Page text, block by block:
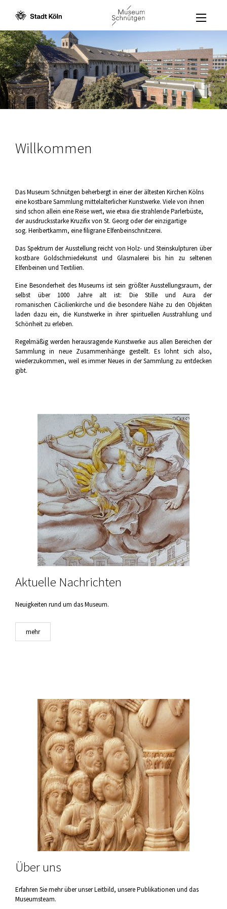
Zum Inhalt [AK+1]
/
Zur Navigation [AK+3]
/
Zum Footer [AK+5]
Menü
Willkommen
Das Museum Schnütgen beherbergt in einer der ältesten Kirchen Kölns
eine kostbare Sammlung mittelalterlicher Kunstwerke. Viele von ihnen
sind schon allein eine Reise wert, wie etwa die strahlende Parlerbüste,
der ausdrucksstarke Kruzifix von St. Georg oder der einzigartige
sog. Heribertkamm, eine filigrane Elfenbeinschnitzerei.
Das Spektrum der Ausstellung reicht von Holz- und Steinskulpturen über
kostbare Goldschmiedekunst und Glasmalerei bis hin zu seltenen
Elfenbeinen und Textilien.
Eine Besonderheit des Museums ist sein größter Ausstellungsraum, der
selbst über 1000 Jahre alt ist: Die Stille und Aura der
romanischen Cäcilienkirche und die besondere Nähe zu den Objekten
laden dazu ein, die Kunstwerke in ihrer spirituellen Ausstrahlung und
Schönheit zu erleben.
Regelmäßig werden herausragende Kunstwerke aus allen Bereichen der
Sammlung in neue Zusammenhänge gestellt. Es lohnt sich also,
wiederzukommen, weil es immer Neues in der Sammlung zu entdecken
gibt.
Aktuelle Nachrichten
Neuigkeiten rund um das Museum.
mehr
Über uns
Erfahren Sie mehr über unser Leitbild, unsere Publikationen und das
Museumsteam.